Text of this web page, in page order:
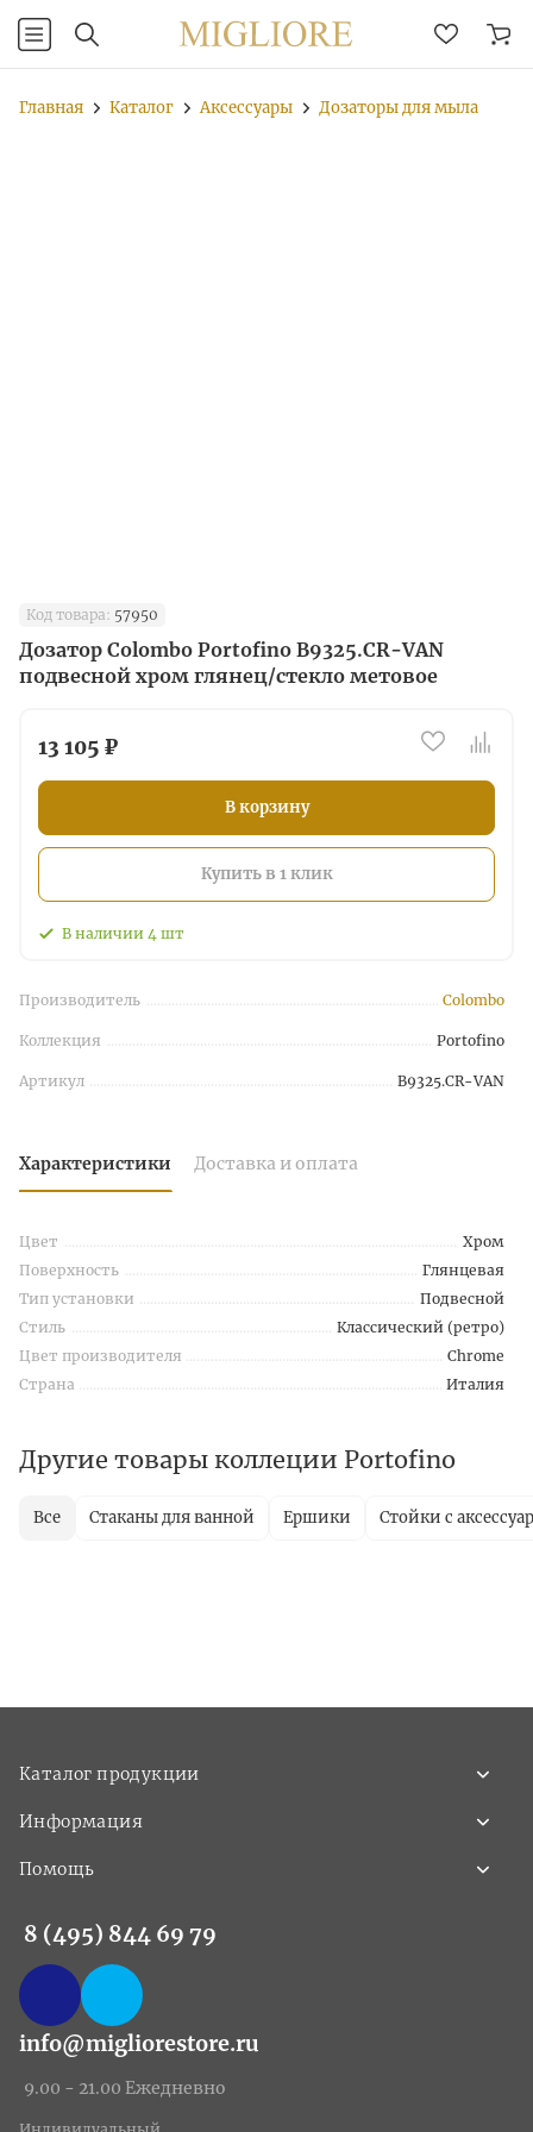
Главная Каталог Аксессуары Дозаторы для мыла
Код товара: 57950
Дозатор Colombo Portofino B9325.CR-VAN
подвесной хром глянец/стекло метовое
13 105 ₽
В корзину
Купить в 1 клик
В наличии 4 шт
Производитель Colombo
Коллекция Portofino
Артикул B9325.CR-VAN
Характеристики Доставка и оплата
Цвет
Хром
Поверхность
Глянцевая
Тип установки
Подвесной
Стиль
Классический (ретро)
Цвет производителя
Chrome
Страна
Италия
Другие товары коллеции Portofino
Все Стаканы для ванной Ершики Стойки с
Каталог продукции
Информация
Помощь
8 (495) 844 69 79
info@migliorestore.ru
9.00 - 21.00 Ежедневно